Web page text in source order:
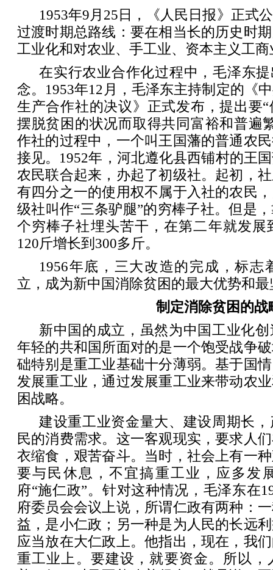
1953年9月25日，《人民日报》正式
过渡时期总路线：要在相当长的历史时
工业化和对农业、手工业、资本主义工
在实行农业合作化过程中，毛泽东
念。1953年12月，毛泽东主持制定的《
生产合作社的决议》正式发布，提出要
摆脱贫困的状况而取得共同富裕和普遍
作社的过程中，一个叫王国藩的普通农
接见。1952年，河北遵化县西铺村的王
农民联合起来，办起了初级社。起初，
有四分之一的使用权不属于入社的农民
级社叫作“三条驴腿”的穷棒子社。但是
个穷棒子社埋头苦干，在第二年就发展
120斤增长到300多斤。
1956年底，三大改造的完成，标志
立，成为新中国消除贫困的最大优势和
制定消除贫困的战
新中国的成立，虽然为中国工业化
年轻的共和国所面对的是一个饱受战争
础特别是重工业基础十分薄弱。基于国
发展重工业，通过发展重工业来带动农
困战略。
建设重工业资金量大、建设周期长
民的消费需求。这一客观现实，要求人
衣缩食，艰苦奋斗。当时，社会上有一
要与民休息，不宜搞重工业，应多发
府“施仁政”。针对这种情况，毛泽东在
府委员会会议上说，所谓仁政有两种：
益，是小仁政；另一种是为人民的长远
应当放在大仁政上。他指出，现在，我
重工业上。要建设，就要资金。所以，